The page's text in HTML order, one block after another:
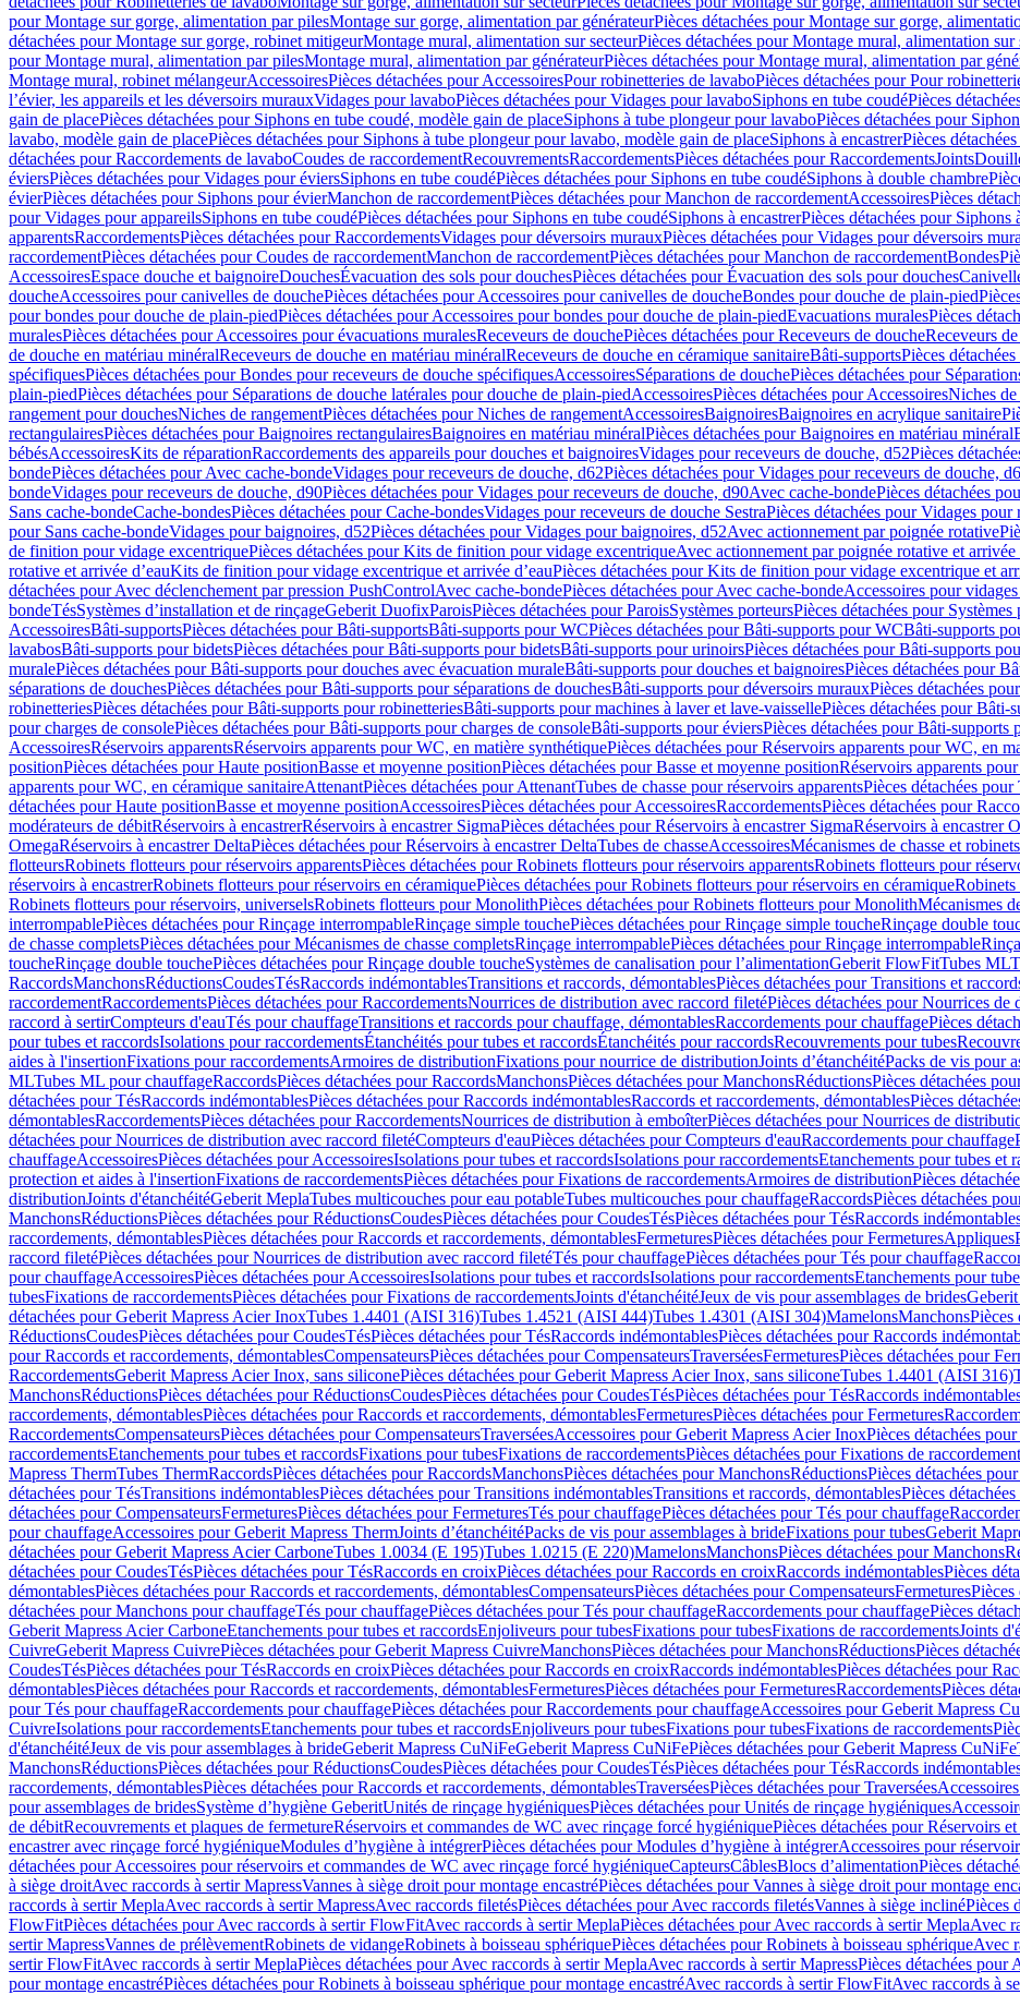
pour Montage sur gorge, alimentation par pilesMontage sur gorge, alimentation par générateurPièces détachées pour Montage sur gorge,
détachées pour Montage sur gorge, robinet mitigeurMontage mural, alimentation sur secteurPièces détachées pour Montage mural, alimentation sur
pour Montage mural, alimentation par pilesMontage mural, alimentation par générateurPièces détachées pour Montage mural, alimentation par
Montage mural, robinet mélangeurAccessoiresPièces détachées pour AccessoiresPour robinetteries de lavaboPièces détachées pour Pour
l’évier, les appareils et les déversoirs murauxVidages pour lavaboPièces détachées pour Vidages pour lavaboSiphons en tube coudéPièces
gain de placePièces détachées pour Siphons en tube coudé, modèle gain de placeSiphons à tube plongeur pour lavaboPièces détachées pour
lavabo, modèle gain de placePièces détachées pour Siphons à tube plongeur pour lavabo, modèle gain de placeSiphons à encastrerPièces
détachées pour Raccordements de lavaboCoudes de raccordementRecouvrementsRaccordementsPièces détachées pour RaccordementsJoints
éviersPièces détachées pour Vidages pour éviersSiphons en tube coudéPièces détachées pour Siphons en tube coudéSiphons à double chambre
évierPièces détachées pour Siphons pour évierManchon de raccordementPièces détachées pour Manchon de raccordementAccessoiresPièces
pour Vidages pour appareilsSiphons en tube coudéPièces détachées pour Siphons en tube coudéSiphons à encastrerPièces détachées pour Siphons
apparentsRaccordementsPièces détachées pour RaccordementsVidages pour déversoirs murauxPièces détachées pour Vidages pour déversoirs
raccordementPièces détachées pour Coudes de raccordementManchon de raccordementPièces détachées pour Manchon de raccordementBondes
AccessoiresEspace douche et baignoireDouchesÉvacuation des sols pour douchesPièces détachées pour Évacuation des sols pour douches
doucheAccessoires pour canivelles de douchePièces détachées pour Accessoires pour canivelles de doucheBondes pour douche de plain-pied
pour bondes pour douche de plain-piedPièces détachées pour Accessoires pour bondes pour douche de plain-piedEvacuations muralesPièces
muralesPièces détachées pour Accessoires pour évacuations muralesReceveurs de douchePièces détachées pour Receveurs de doucheReceveurs
de douche en matériau minéralReceveurs de douche en matériau minéralReceveurs de douche en céramique sanitaireBâti-supportsPièces
spécifiquesPièces détachées pour Bondes pour receveurs de douche spécifiquesAccessoiresSéparations de douchePièces détachées pour
plain-piedPièces détachées pour Séparations de douche latérales pour douche de plain-piedAccessoiresPièces détachées pour AccessoiresNiches
rangement pour douchesNiches de rangementPièces détachées pour Niches de rangementAccessoiresBaignoiresBaignoires en acrylique sanitaire
rectangulairesPièces détachées pour Baignoires rectangulairesBaignoires en matériau minéralPièces détachées pour Baignoires en matériau minéral
bébésAccessoiresKits de réparationRaccordements des appareils pour douches et baignoiresVidages pour receveurs de douche, d52Pièces
bondePièces détachées pour Avec cache-bondeVidages pour receveurs de douche, d62Pièces détachées pour Vidages pour receveurs de douche,
bondeVidages pour receveurs de douche, d90Pièces détachées pour Vidages pour receveurs de douche, d90Avec cache-bondePièces détachées
Sans cache-bondeCache-bondesPièces détachées pour Cache-bondesVidages pour receveurs de douche SestraPièces détachées pour Vidages pour
pour Sans cache-bondeVidages pour baignoires, d52Pièces détachées pour Vidages pour baignoires, d52Avec actionnement par poignée rotative
de finition pour vidage excentriquePièces détachées pour Kits de finition pour vidage excentriqueAvec actionnement par poignée rotative et arrivée
rotative et arrivée d’eauKits de finition pour vidage excentrique et arrivée d’eauPièces détachées pour Kits de finition pour vidage excentrique et
détachées pour Avec déclenchement par pression PushControlAvec cache-bondePièces détachées pour Avec cache-bondeAccessoires pour
bondeTésSystèmes d’installation et de rinçageGeberit DuofixParoisPièces détachées pour ParoisSystèmes porteursPièces détachées pour Systèmes
AccessoiresBâti-supportsPièces détachées pour Bâti-supportsBâti-supports pour WCPièces détachées pour Bâti-supports pour WCBâti-supports
lavabosBâti-supports pour bidetsPièces détachées pour Bâti-supports pour bidetsBâti-supports pour urinoirsPièces détachées pour Bâti-supports
muralePièces détachées pour Bâti-supports pour douches avec évacuation muraleBâti-supports pour douches et baignoiresPièces détachées pour
séparations de douchesPièces détachées pour Bâti-supports pour séparations de douchesBâti-supports pour déversoirs murauxPièces détachées
robinetteriesPièces détachées pour Bâti-supports pour robinetteriesBâti-supports pour machines à laver et lave-vaissellePièces détachées pour Bâti-
pour charges de consolePièces détachées pour Bâti-supports pour charges de consoleBâti-supports pour éviersPièces détachées pour Bâti-supports
AccessoiresRéservoirs apparentsRéservoirs apparents pour WC, en matière synthétiquePièces détachées pour Réservoirs apparents pour WC, en
positionPièces détachées pour Haute positionBasse et moyenne positionPièces détachées pour Basse et moyenne positionRéservoirs apparents
apparents pour WC, en céramique sanitaireAttenantPièces détachées pour AttenantTubes de chasse pour réservoirs apparentsPièces détachées
détachées pour Haute positionBasse et moyenne positionAccessoiresPièces détachées pour AccessoiresRaccordementsPièces détachées pour
modérateurs de débitRéservoirs à encastrerRéservoirs à encastrer SigmaPièces détachées pour Réservoirs à encastrer SigmaRéservoirs à encastrer
OmegaRéservoirs à encastrer DeltaPièces détachées pour Réservoirs à encastrer DeltaTubes de chasseAccessoiresMécanismes de chasse et
flotteursRobinets flotteurs pour réservoirs apparentsPièces détachées pour Robinets flotteurs pour réservoirs apparentsRobinets flotteurs pour
réservoirs à encastrerRobinets flotteurs pour réservoirs en céramiquePièces détachées pour Robinets flotteurs pour réservoirs en céramiqueRobinets
Robinets flotteurs pour réservoirs, universelsRobinets flotteurs pour MonolithPièces détachées pour Robinets flotteurs pour MonolithMécanismes
interrompablePièces détachées pour Rinçage interrompableRinçage simple touchePièces détachées pour Rinçage simple toucheRinçage double
de chasse completsPièces détachées pour Mécanismes de chasse completsRinçage interrompablePièces détachées pour Rinçage interrompable
toucheRinçage double touchePièces détachées pour Rinçage double toucheSystèmes de canalisation pour l’alimentationGeberit FlowFitTubes ML
RaccordsManchonsRéductionsCoudesTésRaccords indémontablesTransitions et raccords, démontablesPièces détachées pour Transitions et
raccordementRaccordementsPièces détachées pour RaccordementsNourrices de distribution avec raccord filetéPièces détachées pour Nourrices
raccord à sertirCompteurs d'eauTés pour chauffageTransitions et raccords pour chauffage, démontablesRaccordements pour chauffagePièces
pour tubes et raccordsIsolations pour raccordementsÉtanchéités pour tubes et raccordsÉtanchéités pour raccordsRecouvrements pour tubes
aides à l'insertionFixations pour raccordementsArmoires de distributionFixations pour nourrice de distributionJoints d’étanchéitéPacks de vis pour
MLTubes ML pour chauffageRaccordsPièces détachées pour RaccordsManchonsPièces détachées pour ManchonsRéductionsPièces détachées
détachées pour TésRaccords indémontablesPièces détachées pour Raccords indémontablesRaccords et raccordements, démontablesPièces
démontablesRaccordementsPièces détachées pour RaccordementsNourrices de distribution à emboîterPièces détachées pour Nourrices de
détachées pour Nourrices de distribution avec raccord filetéCompteurs d'eauPièces détachées pour Compteurs d'eauRaccordements pour chauffage
chauffageAccessoiresPièces détachées pour AccessoiresIsolations pour tubes et raccordsIsolations pour raccordementsEtanchements pour tubes et
protection et aides à l'insertionFixations de raccordementsPièces détachées pour Fixations de raccordementsArmoires de distributionPièces
distributionJoints d'étanchéitéGeberit MeplaTubes multicouches pour eau potableTubes multicouches pour chauffageRaccordsPièces détachées
ManchonsRéductionsPièces détachées pour RéductionsCoudesPièces détachées pour CoudesTésPièces détachées pour TésRaccords
raccordements, démontablesPièces détachées pour Raccords et raccordements, démontablesFermeturesPièces détachées pour FermeturesAppliques
raccord filetéPièces détachées pour Nourrices de distribution avec raccord filetéTés pour chauffagePièces détachées pour Tés pour chauffage
pour chauffageAccessoiresPièces détachées pour AccessoiresIsolations pour tubes et raccordsIsolations pour raccordementsEtanchements pour
tubesFixations de raccordementsPièces détachées pour Fixations de raccordementsJoints d'étanchéitéJeux de vis pour assemblages de brides
détachées pour Geberit Mapress Acier InoxTubes 1.4401 (AISI 316)Tubes 1.4521 (AISI 444)Tubes 1.4301 (AISI 304)MamelonsManchonsPièces
RéductionsCoudesPièces détachées pour CoudesTésPièces détachées pour TésRaccords indémontablesPièces détachées pour Raccords
pour Raccords et raccordements, démontablesCompensateursPièces détachées pour CompensateursTraverséesFermeturesPièces détachées pour
RaccordementsGeberit Mapress Acier Inox, sans siliconePièces détachées pour Geberit Mapress Acier Inox, sans siliconeTubes 1.4401 (AISI 316)
ManchonsRéductionsPièces détachées pour RéductionsCoudesPièces détachées pour CoudesTésPièces détachées pour TésRaccords
raccordements, démontablesPièces détachées pour Raccords et raccordements, démontablesFermeturesPièces détachées pour Fermetures
RaccordementsCompensateursPièces détachées pour CompensateursTraverséesAccessoires pour Geberit Mapress Acier InoxPièces détachées
raccordementsEtanchements pour tubes et raccordsFixations pour tubesFixations de raccordementsPièces détachées pour Fixations de
Mapress ThermTubes ThermRaccordsPièces détachées pour RaccordsManchonsPièces détachées pour ManchonsRéductionsPièces détachées
détachées pour TésTransitions indémontablesPièces détachées pour Transitions indémontablesTransitions et raccords, démontablesPièces
détachées pour CompensateursFermeturesPièces détachées pour FermeturesTés pour chauffagePièces détachées pour Tés pour chauffage
pour chauffageAccessoires pour Geberit Mapress ThermJoints d’étanchéitéPacks de vis pour assemblages à brideFixations pour tubesGeberit
détachées pour Geberit Mapress Acier CarboneTubes 1.0034 (E 195)Tubes 1.0215 (E 220)MamelonsManchonsPièces détachées pour Manchons
détachées pour CoudesTésPièces détachées pour TésRaccords en croixPièces détachées pour Raccords en croixRaccords indémontablesPièces
démontablesPièces détachées pour Raccords et raccordements, démontablesCompensateursPièces détachées pour CompensateursFermeturesPièces
détachées pour Manchons pour chauffageTés pour chauffagePièces détachées pour Tés pour chauffageRaccordements pour chauffagePièces
Geberit Mapress Acier CarboneEtanchements pour tubes et raccordsEnjoliveurs pour tubesFixations pour tubesFixations de raccordementsJoints
CuivreGeberit Mapress CuivrePièces détachées pour Geberit Mapress CuivreManchonsPièces détachées pour ManchonsRéductionsPièces
CoudesTésPièces détachées pour TésRaccords en croixPièces détachées pour Raccords en croixRaccords indémontablesPièces détachées pour
démontablesPièces détachées pour Raccords et raccordements, démontablesFermeturesPièces détachées pour FermeturesRaccordementsPièces
pour Tés pour chauffageRaccordements pour chauffagePièces détachées pour Raccordements pour chauffageAccessoires pour Geberit Mapress
CuivreIsolations pour raccordementsEtanchements pour tubes et raccordsEnjoliveurs pour tubesFixations pour tubesFixations de raccordements
d'étanchéitéJeux de vis pour assemblages à brideGeberit Mapress CuNiFeGeberit Mapress CuNiFePièces détachées pour Geberit Mapress CuNiFe
ManchonsRéductionsPièces détachées pour RéductionsCoudesPièces détachées pour CoudesTésPièces détachées pour TésRaccords
raccordements, démontablesPièces détachées pour Raccords et raccordements, démontablesTraverséesPièces détachées pour Traversées
pour assemblages de bridesSystème d’hygiène GeberitUnités de rinçage hygiéniquesPièces détachées pour Unités de rinçage hygiéniques
de débitRecouvrements et plaques de fermetureRéservoirs et commandes de WC avec rinçage forcé hygiéniquePièces détachées pour Réservoirs
encastrer avec rinçage forcé hygiéniqueModules d’hygiène à intégrerPièces détachées pour Modules d’hygiène à intégrerAccessoires pour
détachées pour Accessoires pour réservoirs et commandes de WC avec rinçage forcé hygiéniqueCapteursCâblesBlocs d’alimentationPièces
à siège droitAvec raccords à sertir MapressVannes à siège droit pour montage encastréPièces détachées pour Vannes à siège droit pour montage
raccords à sertir MeplaAvec raccords à sertir MapressAvec raccords filetésPièces détachées pour Avec raccords filetésVannes à siège inclinéPièces
FlowFitPièces détachées pour Avec raccords à sertir FlowFitAvec raccords à sertir MeplaPièces détachées pour Avec raccords à sertir MeplaAvec
sertir MapressVannes de prélèvementRobinets de vidangeRobinets à boisseau sphériquePièces détachées pour Robinets à boisseau sphériqueAvec
sertir FlowFitAvec raccords à sertir MeplaPièces détachées pour Avec raccords à sertir MeplaAvec raccords à sertir MapressPièces détachées pour
pour montage encastréPièces détachées pour Robinets à boisseau sphérique pour montage encastréAvec raccords à sertir FlowFitAvec raccords à